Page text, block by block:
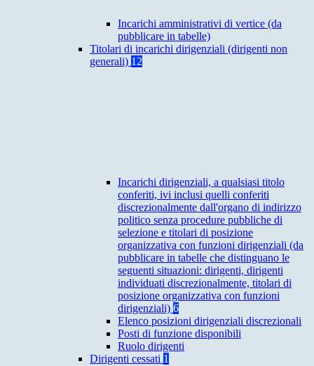
Incarichi amministrativi di vertice (da
pubblicare in tabelle)
Titolari di incarichi dirigenziali (dirigenti non
generali) 12
Incarichi dirigenziali, a qualsiasi titolo
conferiti, ivi inclusi quelli conferiti
discrezionalmente dall'organo di indirizzo
politico senza procedure pubbliche di
selezione e titolari di posizione
organizzativa con funzioni dirigenziali (da
pubblicare in tabelle che distinguano le
seguenti situazioni: dirigenti, dirigenti
individuati discrezionalmente, titolari di
posizione organizzativa con funzioni
dirigenziali) 6
Elenco posizioni dirigenziali discrezionali
Posti di funzione disponibili
Ruolo dirigenti
Dirigenti cessati 1